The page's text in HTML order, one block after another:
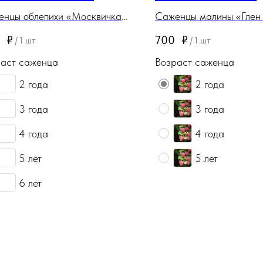
облепихи «Москвичка»
Саженцы поставляются
(горшках) и в
₽ / 1 шт
саженца
2 года
3 года
4 года
5 лет
6 лет
Саженцы малины «Глен
ремонтантный.
закрытая. Саженцы
в контейнерах (горшках).
700 ₽ / 1 шт
Возраст саженца
2 года
3 года
4 года
5 лет